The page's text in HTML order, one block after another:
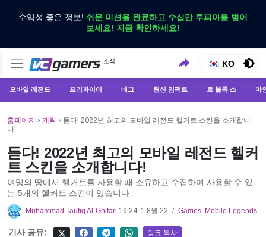
수익성 좋은 정보! 쉬운 미션을 완료하고 수십만 루피아를 벌어
보세요! 지금 확인하세요!
VCGamers 뉴스
소식
VCGamers에서만 최신 게임 뉴스 받기
KO
모바일 레전드 프리파이어 배그 원신 임팩트 로 블록 스 마
홈페이지 › 계략 › 듣다! 2022년 최고의 모바일 레전드 헬커트 스킨을 소개합니
다!
듣다! 2022년 최고의 모바일 레전드 헬커
트 스킨을 소개합니다!
여명의 땅에서 헬커트를 사용할 때 소유하고 수집하여 사용할 수 있
는 5개의 헬커트 스킨이 있습니다.
Muhammad Taufiq Al-Ghifari 16:24, 1 8월 22 / Games, Mobile Legends
기사 공유: 링크 복사